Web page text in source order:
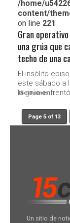
/home/
content/
on line 221
Gran
una grúa que
techo de una
El insólito
este sábado a
la grúa
15comunas
Page 5 of 13
Un sitio de